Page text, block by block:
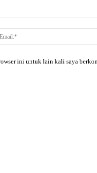
ini untuk lain kali saya